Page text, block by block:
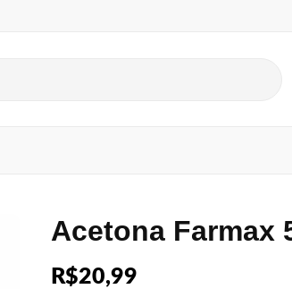
Acetona Farmax
R$20,99